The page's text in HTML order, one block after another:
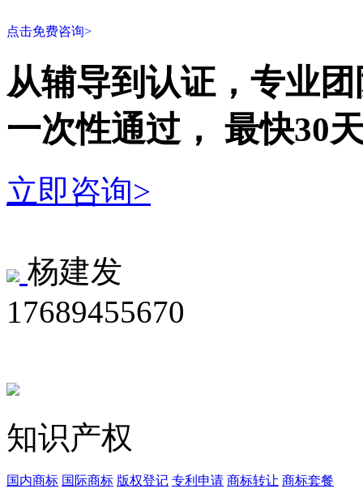
点击免费咨询>
从辅导到认证，专业
一次性通过， 最快30
立即咨询>
杨建发
17689455670
知识产权
国内商标 国际商标 版权登记 专利申请 商标转让 商标套餐